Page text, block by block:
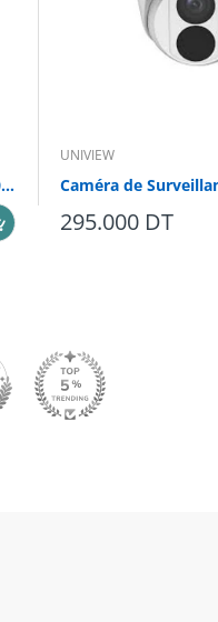
CAMERA IP UNV IP 5MP IR30 IK10 IP67 IPC325LB-SF28-A
UNIVIEW
295.000 DT